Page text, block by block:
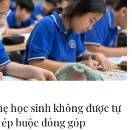
học sinh không được tự
buộc đóng góp